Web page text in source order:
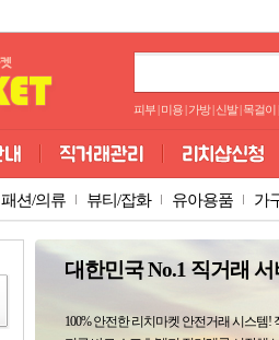
피부 미용 가방 신발 목걸이
패션/의류 뷰티/잡화 유아용품 가
대한민국 No.1 직거래 서
100% 안전한 리치마켓 안전거래 시스템!